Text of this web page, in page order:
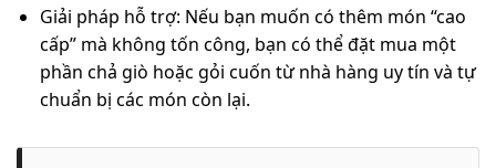
Giải pháp hỗ trợ: Nếu bạn muốn có thêm món “cao
cấp” mà không tốn công, bạn có thể đặt mua một
phần chả giò hoặc gỏi cuốn từ nhà hàng uy tín và tự
chuẩn bị các món còn lại.